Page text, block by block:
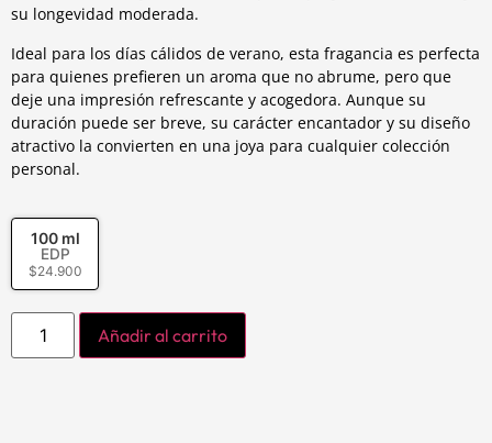
su longevidad moderada.
Ideal para los días cálidos de verano, esta fragancia es perfecta
para quienes prefieren un aroma que no abrume, pero que
deje una impresión refrescante y acogedora. Aunque su
duración puede ser breve, su carácter encantador y su diseño
atractivo la convierten en una joya para cualquier colección
personal.
100 ml
EDP
$24.900
Añadir al carrito